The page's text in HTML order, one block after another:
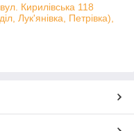
Кирилівська 118
Лук'янівка, Петрівка),